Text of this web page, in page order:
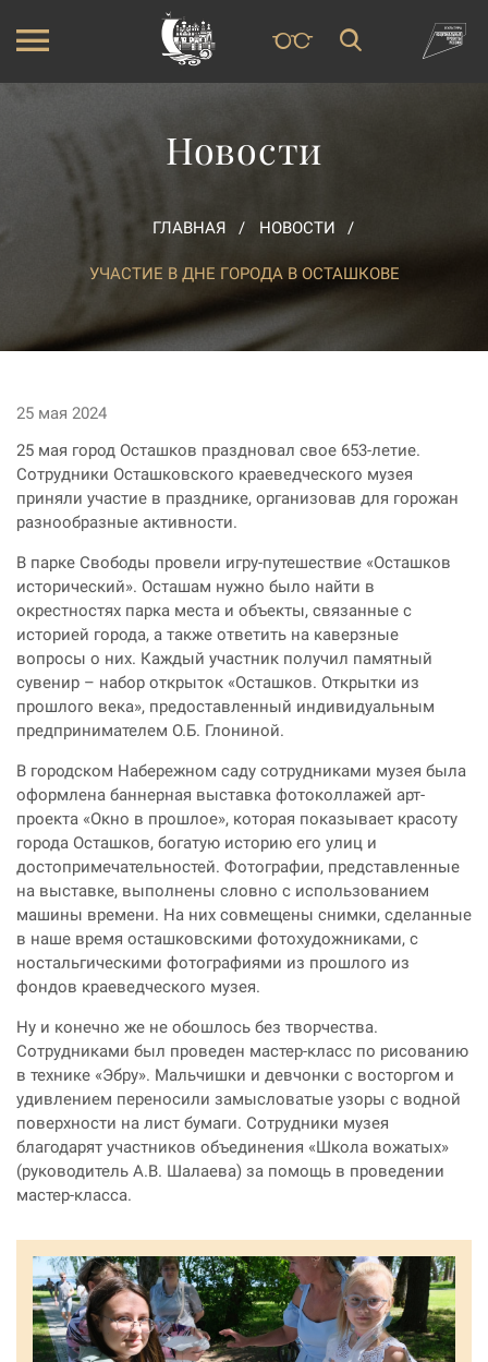
Новости
ГЛАВНАЯ НОВОСТИ
УЧАСТИЕ В ДНЕ ГОРОДА В ОСТАШКОВЕ
25 мая 2024
25 мая город Осташков праздновал свое 653-летие.
Сотрудники Осташковского краеведческого музея
приняли участие в празднике, организовав для горожан
разнообразные активности.
В парке Свободы провели игру-путешествие «Осташков
исторический». Осташам нужно было найти в
окрестностях парка места и объекты, связанные с
историей города, а также ответить на каверзные
вопросы о них. Каждый участник получил памятный
сувенир – набор открыток «Осташков. Открытки из
прошлого века», предоставленный индивидуальным
предпринимателем О.Б. Глониной.
В городском Набережном саду сотрудниками музея была
оформлена баннерная выставка фотоколлажей арт-
проекта «Окно в прошлое», которая показывает красоту
города Осташков, богатую историю его улиц и
достопримечательностей. Фотографии, представленные
на выставке, выполнены словно с использованием
машины времени. На них совмещены снимки, сделанные
в наше время осташковскими фотохудожниками, с
ностальгическими фотографиями из прошлого из
фондов краеведческого музея.
Ну и конечно же не обошлось без творчества.
Сотрудниками был проведен мастер-класс по рисованию
в технике «Эбру». Мальчишки и девчонки с восторгом и
удивлением переносили замысловатые узоры с водной
поверхности на лист бумаги. Сотрудники музея
благодарят участников объединения «Школа вожатых»
(руководитель А.В. Шалаева) за помощь в проведении
мастер-класса.